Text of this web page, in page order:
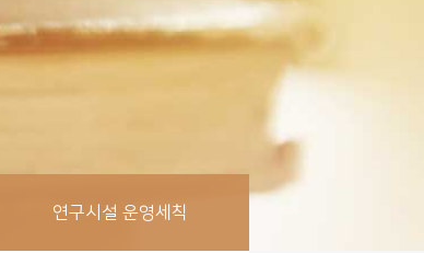
연구시설 운영세칙